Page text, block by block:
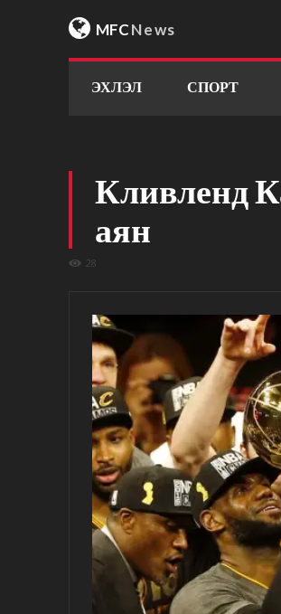
MFCNews
ЭХЛЭЛ СПОРТ
Кливленд
аян
28